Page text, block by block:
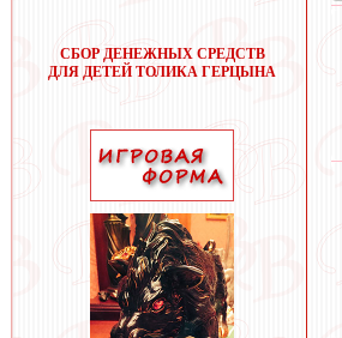
СБОР ДЕНЕЖНЫХ СРЕДСТВ
ДЛЯ ДЕТЕЙ ТОЛИКА ГЕРЦЫНА